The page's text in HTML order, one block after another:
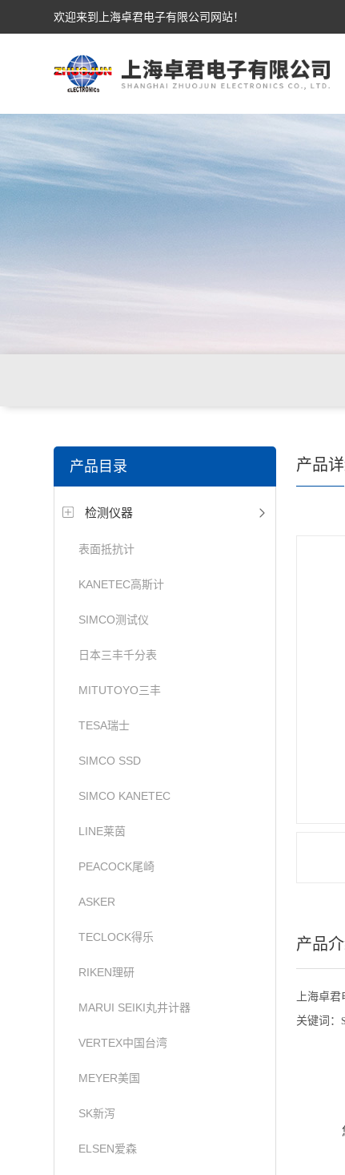
欢迎来到上海卓君电子有限公司网站！
产品目录
检测仪器
表面抵抗计
KANETEC高斯计
SIMCO测试仪
日本三丰千分表
MITUTOYO三丰
TESA瑞士
SIMCO SSD
SIMCO KANETEC
LINE莱茵
PEACOCK尾崎
ASKER
TECLOCK得乐
RIKEN理研
MARUI SEIKI丸井计器
VERTEX中国台湾
MEYER美国
SK新泻
ELSEN爱森
产品
产品
上海卓
关键词：